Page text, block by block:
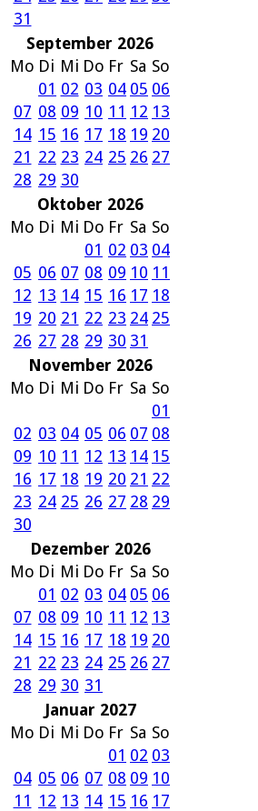
31
September 2026
Mo Di Mi Do Fr Sa So
01 02 03 04 05 06
07 08 09 10 11 12 13
14 15 16 17 18 19 20
21 22 23 24 25 26 27
28 29 30
Oktober 2026
Mo Di Mi Do Fr Sa So
01 02 03 04
05 06 07 08 09 10 11
12 13 14 15 16 17 18
19 20 21 22 23 24 25
26 27 28 29 30 31
November 2026
Mo Di Mi Do Fr Sa So
01
02 03 04 05 06 07 08
09 10 11 12 13 14 15
16 17 18 19 20 21 22
23 24 25 26 27 28 29
30
Dezember 2026
Mo Di Mi Do Fr Sa So
01 02 03 04 05 06
07 08 09 10 11 12 13
14 15 16 17 18 19 20
21 22 23 24 25 26 27
28 29 30 31
Januar 2027
Mo Di Mi Do Fr Sa So
01 02 03
04 05 06 07 08 09 10
11 12 13 14 15 16 17